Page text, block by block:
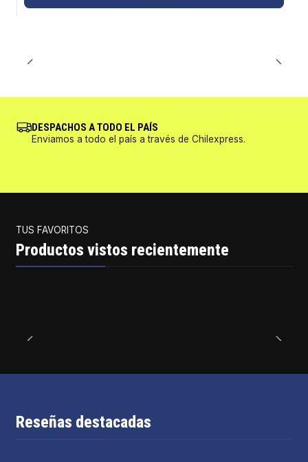
DESPACHOS A TODO EL PAÍS
Enviamos a todo el país a través de Chilexpress.
TUS FAVORITOS
Productos vistos recientemente
Reseñas destacadas